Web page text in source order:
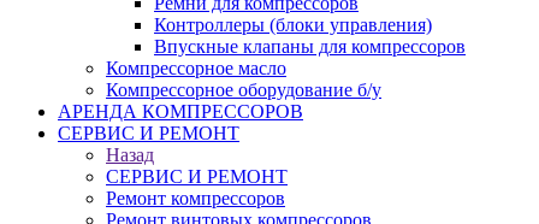
Контроллеры (блоки управления)
Впускные клапаны для компрессоров
Компрессорное масло
Компрессорное оборудование б/у
АРЕНДА КОМПРЕССОРОВ
СЕРВИС И РЕМОНТ
Назад
СЕРВИС И РЕМОНТ
Ремонт компрессоров
Ремонт винтовых компрессоров